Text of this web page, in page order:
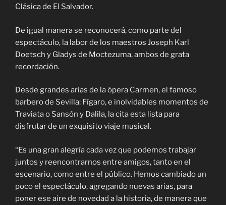
Clásica de El Salvador.
De igual manera se reconocerá, como parte del
espectáculo, la labor de los maestros Joseph Karl
Doetsch y Gladys de Moctezuma, ambos de grata
recordación.
Desde grandes arias de la ópera Carmen, el famoso
barbero de Sevilla: Fígaro, e inolvidables momentos de
Traviata o Sansón y Dalila, la cita esta lista para
disfrutar de un exquisito viaje musical.
“Es una gran alegría cada vez que podemos trabajar
juntos y reencontrarnos entre amigos, tanto en el
escenario, como entre el público. Hemos cambiado un
poco el espectáculo, agregando nuevas arias, para
poner ese aire de novedad a la historia, de manera que